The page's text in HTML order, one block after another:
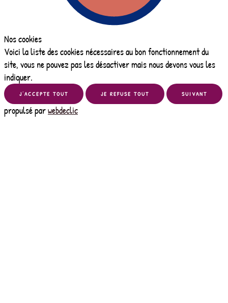
Nos cookies
Voici la liste des cookies nécessaires au bon fonctionnement du
site, vous ne pouvez pas les désactiver mais nous devons vous les
indiquer.
J’ACCEPTE TOUT JE REFUSE TOUT SUIVANT
propulsé parwebdeclic